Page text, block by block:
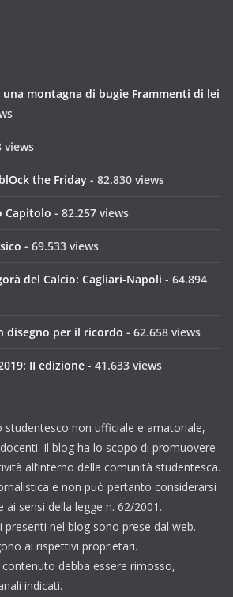
montagna di bugie Frammenti di lei
views
the Friday - 82.830 views
Capitolo - 82.257 views
- 69.533 views
del Calcio: Cagliari-Napoli - 64.894
disegno per il ricordo - 62.658 views
II edizione - 41.633 views
studentesco non ufficiale e amatoriale,
Il blog ha lo scopo di promuovere
all’interno della comunità studentesca.
e non può pertanto considerarsi
sensi della legge n. 62/2001.
presenti nel blog sono prese dal web.
ai rispettivi proprietari.
contenuto debba essere rimosso,
indicati.